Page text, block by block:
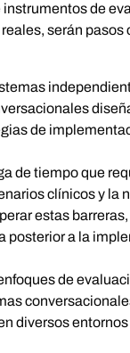
de
serán pasos
de
de tiempo que
clínicos y la
estas
a la
de
diversos